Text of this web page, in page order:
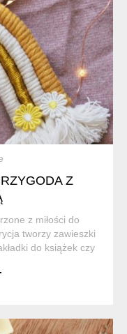
Z
z miłości do
tworzy zawieszki
do książek czy
czuł...